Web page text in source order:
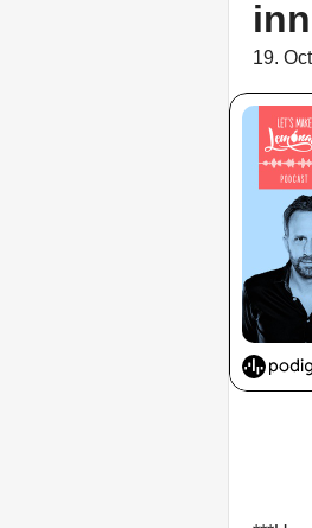
19.